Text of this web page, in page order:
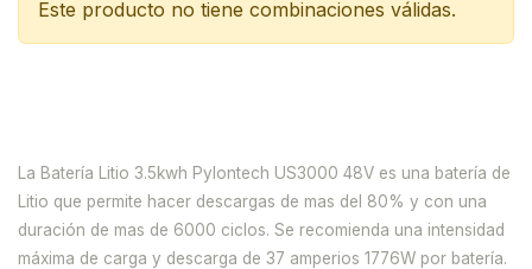
Este producto no tiene combinaciones válidas.
La Batería Litio 3.5kwh Pylontech US3000 48V es una batería de
Litio que permite hacer descargas de mas del 80% y con una
duración de mas de 6000 ciclos. Se recomienda una intensidad
máxima de carga y descarga de 37 amperios 1776W por batería.